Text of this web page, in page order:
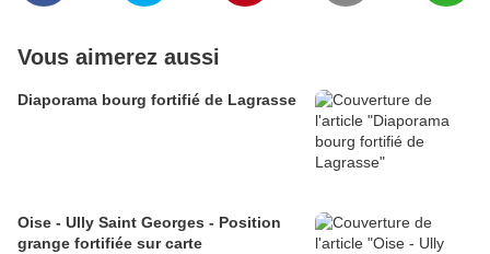
Vous aimerez aussi
Diaporama bourg fortifié de Lagrasse
Oise - Ully Saint Georges - Position
grange fortifiée sur carte